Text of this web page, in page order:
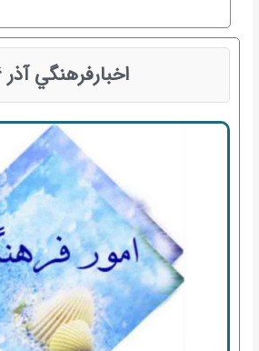
اخبارفرهنگي آذر ۹۶